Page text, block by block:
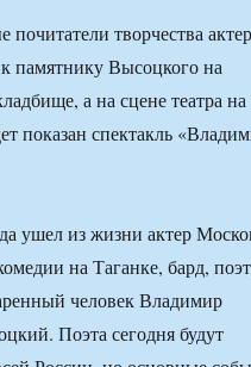
творчества
памятнику Высоцкого на
а на сцене театра
показан спектакль
ушел из жизни актер
на Таганке, бард,
человек Владимир
Поэта сегодня будут